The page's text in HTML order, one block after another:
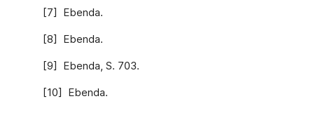
[7] Ebenda.
[8] Ebenda.
[9] Ebenda, S. 703.
[10] Ebenda.